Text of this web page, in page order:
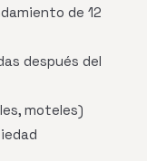
de 12
después del
moteles)